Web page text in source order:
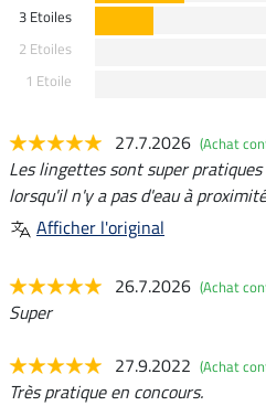
3 Etoiles
2 Etoiles
1 Etoile
27.7.2026 (Achat
Les lingettes sont super
lorsqu'il n'y a pas d'eau à
Afficher l'original
26.7.2026 (Achat
Super
27.9.2022 (Achat
Très pratique en concours.